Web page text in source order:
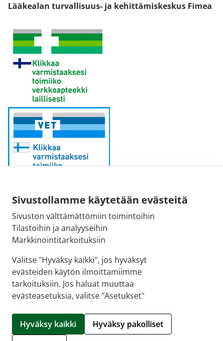
Sivustollamme käytetään evästeitä
Sivuston välttämättömiin toimintoihin
Tilastoihin ja analyyseihin
Markkinointitarkoituksiin
Valitse "Hyväksy kaikki", jos hyväksyt
evästeiden käytön ilmoittamiimme
tarkoituksiin. Jos haluat muuttaa
evästeasetuksia, valitse "Asetukset"
Hyväksy kaikki
Hyväksy pakolliset
Lääkealan turvallisuus- ja kehittämiskeskus Fimea
Sähköpostiosoite:
kirjaamo@fimea.fi
Fimean vaihde:
029 522 3341
© 2026 Uudenkaupungin 1. apteekki |
Hallitse evästeitä